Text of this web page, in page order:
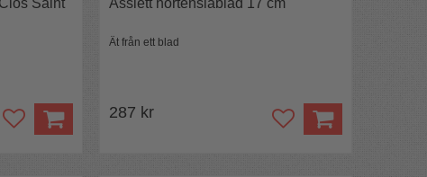
Saint
Assiett hortensiablad 17 cm
Ät från ett blad
287 kr